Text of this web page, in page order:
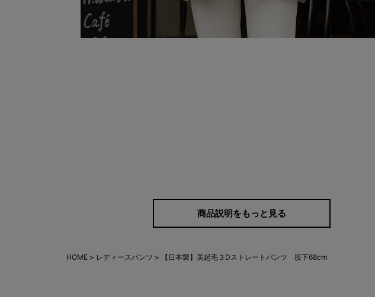
商品説明をもっと見る
HOME レディースパンツ 【日本製】美起毛３Dストレートパンツ 股下68cm